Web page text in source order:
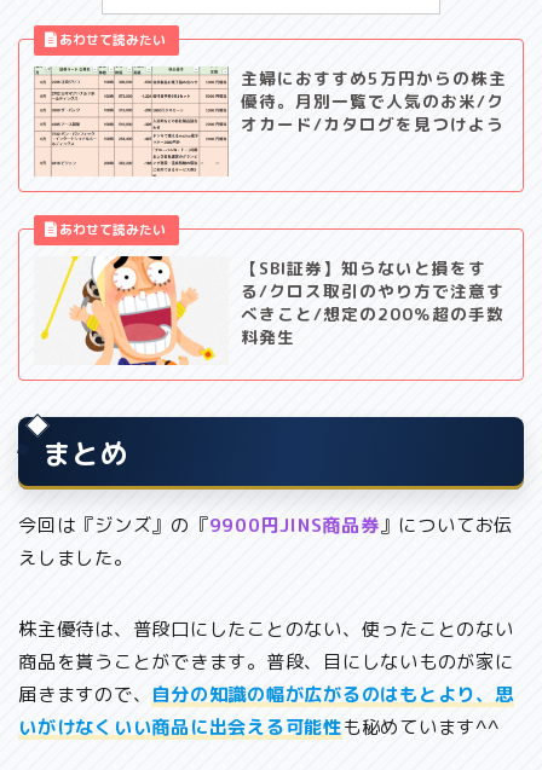
主婦におすすめ5万円からの株主
優待。月別一覧で人気のお米/ク
オカード/カタログを見つけよう
【SBI証券】知らないと損をす
る/クロス取引のやり方で注意す
べきこと/想定の200％超の手数
料発生
まとめ
今回は『ジンズ』の『9900円JINS商品券』についてお伝
えしました。
株主優待は、普段口にしたことのない、使ったことのない
商品を貰うことができます。普段、目にしないものが家に
届きますので、 自分の知識の幅が広がるのはもとより、思
いがけなくいい商品に出会える可能性も秘めています^^